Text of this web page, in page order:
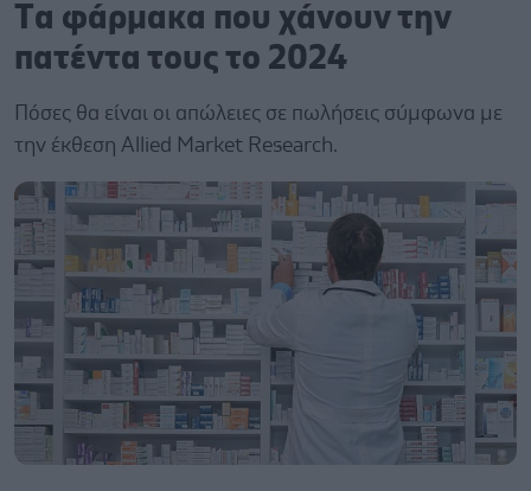
Tα φάρμακα που χάνουν την
πατέντα τους το 2024
Πόσες θα είναι οι απώλειες σε πωλήσεις σύμφωνα με
την έκθεση Allied Market Research.